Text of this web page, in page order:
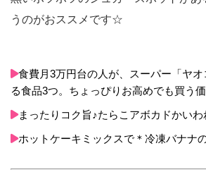
うのがおススメです☆
食費月3万円台の人が、スーパー「ヤ
る食品3つ。ちょっぴりお高めでも買う
まったりコク旨♪たらこアボカドかいわ
ホットケーキミックスで＊冷凍バナナ